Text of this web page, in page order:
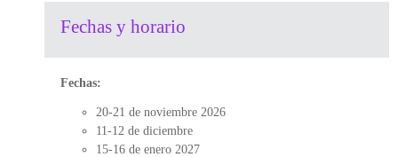
Fechas y horario
Fechas:
20-21 de noviembre 2026
11-12 de diciembre
15-16 de enero 2027